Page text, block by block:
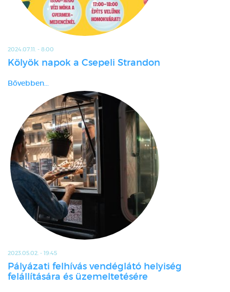
2024.07.11. - 8:00
Kölyök napok a Csepeli Strandon
Bővebben...
2023.05.02. - 19:45
Pályázati felhívás vendéglátó helyiség
felállítására és üzemeltetésére